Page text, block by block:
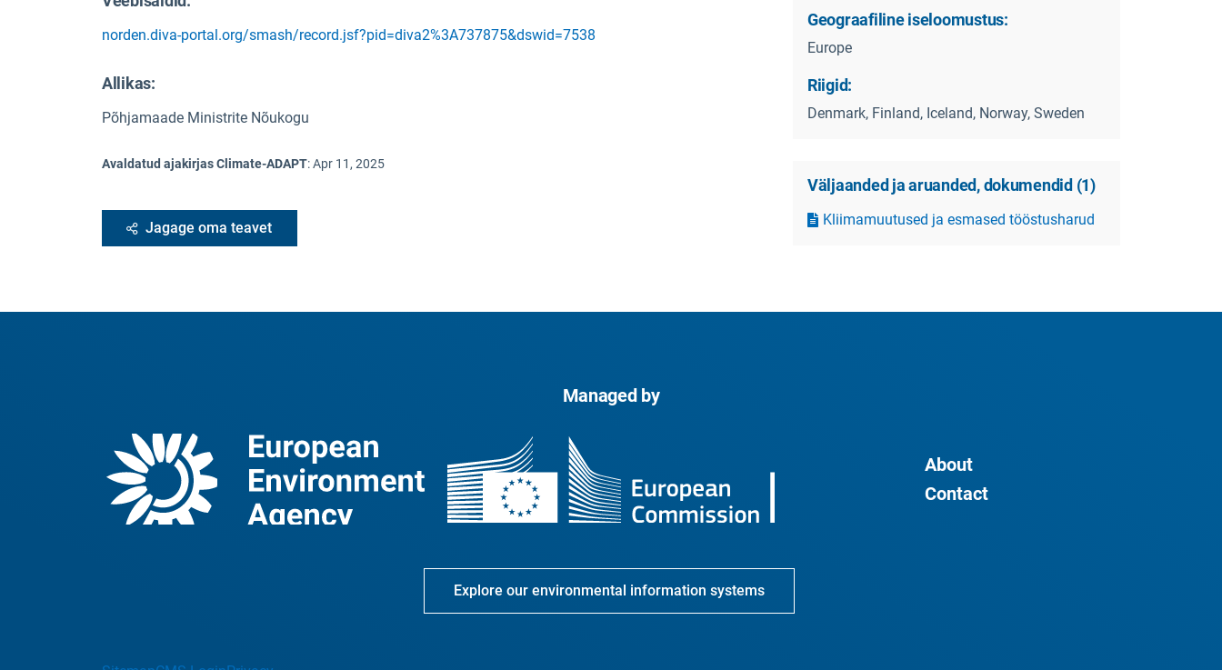
norden.diva-portal.org/smash/record.jsf?pid=diva2%3A737875&dswid=7538
Allikas:
Põhjamaade Ministrite Nõukogu
Avaldatud ajakirjas Climate-ADAPT:Apr 11, 2025
Jagage oma teavet
Geograafiline iseloomustus:
Europe
Riigid:
Denmark, Finland, Iceland, Norway, Sweden
Väljaanded ja aruanded, dokumendid (1)
Kliimamuutused ja esmased tööstusharud
Managed by
About
Contact
Explore our environmental information systems